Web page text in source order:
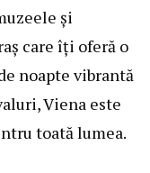
și
care îți oferă o
noapte vibrantă
Viena este
toată lumea.